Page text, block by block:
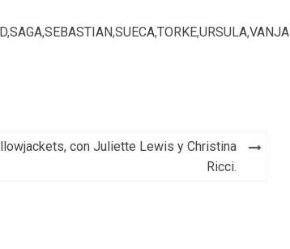
,SAGA,SEBASTIAN,SUECA,TORKE,URSULA,VANJA
con Juliette Lewis y Christina
Ricci.